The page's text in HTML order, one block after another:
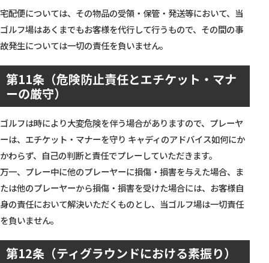
宅配便については、その物品の受領・保管・発送等において、当
ゴルフ場はあくまでもお客様を代行して行うもので、その間の事
故発生については一切の責任を負いません。
第11条（危険防止責任とエチケット・マナ
ーの厳守）
ゴルフは時により大変危険を伴う場合がありますので、プレーヤ
ーは、エチケット・マナーを守り キャディのアドバイス如何にか
かわらず、自己の判断と責任でプレーしていただきます。
万一、プレー中に他のプレーヤーに損傷・損害を与えた場合、ま
たは他のプレーヤーから損傷・損害を受けた場合には、お客様自
身の責任において解決いただくものとし、当ゴルフ場は一切責任
を負いません。
第12条（ティグラウンドにおける素振り）